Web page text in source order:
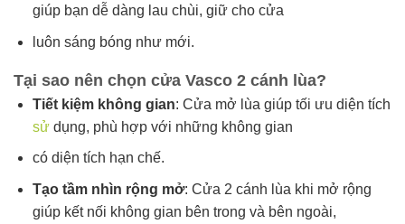
giúp bạn dễ dàng lau chùi, giữ cho cửa
luôn sáng bóng như mới.
Tại sao nên chọn cửa Vasco 2 cánh lùa?
Tiết kiệm không gian: Cửa mở lùa giúp tối ưu diện tích
sửdụng, phù hợp với những không gian
có diện tích hạn chế.
Tạo tầm nhìn rộng mở: Cửa 2 cánh lùa khi mở rộng
giúp kết nối không gian bên trong và bên ngoài,